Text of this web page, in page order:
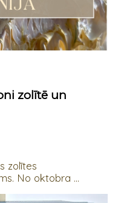
zolītē un
zolītes
No oktobra ...